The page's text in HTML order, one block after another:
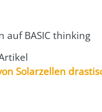
auf BASIC thin­king
Solar­zel­len